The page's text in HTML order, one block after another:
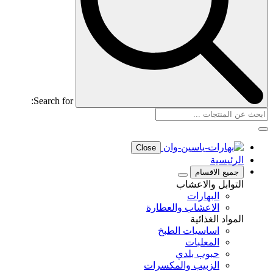
Search for:
Close
الرئيسية
جميع الاقسام
التوابل والاعشاب
البهارات
الاعشاب والعطارة
المواد الغذائية
اساسيات الطبخ
المعلبات
حبوب بلدي
الزبيب والمكسرات